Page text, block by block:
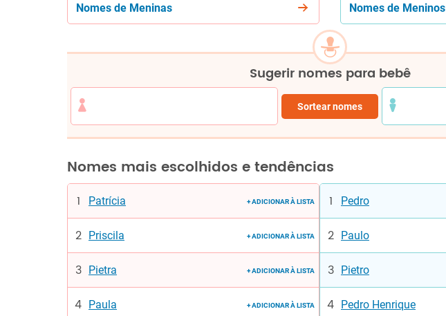
Nomes de Meninas Nomes de Meninos
Sugerir nomes para bebê
Sortear nomes
Nomes mais escolhidos e tendências
Patrícia + ADICIONAR À LISTA
Priscila + ADICIONAR À LISTA
Pietra + ADICIONAR À LISTA
Paula + ADICIONAR À LISTA
Pedro
Paulo
Pietro
Pedro Henrique